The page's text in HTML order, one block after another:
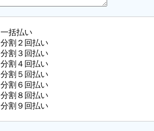
一括払い
分割２回払い
分割３回払い
分割４回払い
分割５回払い
分割６回払い
分割８回払い
分割９回払い